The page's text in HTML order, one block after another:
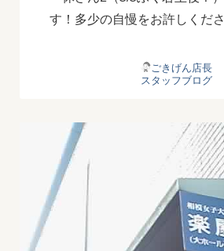
す！多少の自慢をお許しくだ
ごきげん店長
スタッフブログ